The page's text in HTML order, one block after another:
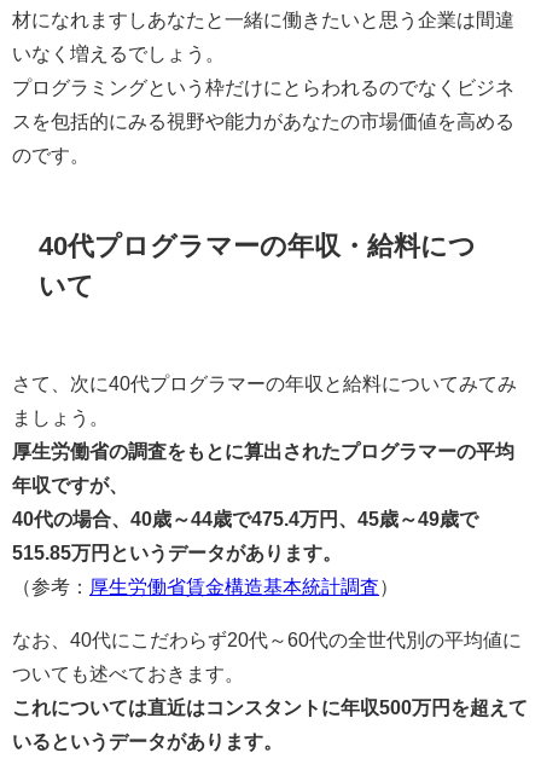
材になれますしあなたと一緒に働きたいと思う企業は間違
いなく増えるでしょう。
プログラミングという枠だけにとらわれるのでなくビジネ
スを包括的にみる視野や能力があなたの市場価値を高める
のです。
40代プログラマーの年収・給料につ
いて
さて、次に40代プログラマーの年収と給料についてみてみ
ましょう。
厚生労働省の調査をもとに算出されたプログラマーの平均
年収ですが、
40代の場合、40歳～44歳で475.4万円、45歳～49歳で
515.85万円というデータがあります。
（参考：
厚生労働省賃金構造基本統計調査）
なお、40代にこだわらず20代～60代の全世代別の平均値に
ついても述べておきます。
これについては直近はコンスタントに年収500万円を超えて
いるというデータがあります。